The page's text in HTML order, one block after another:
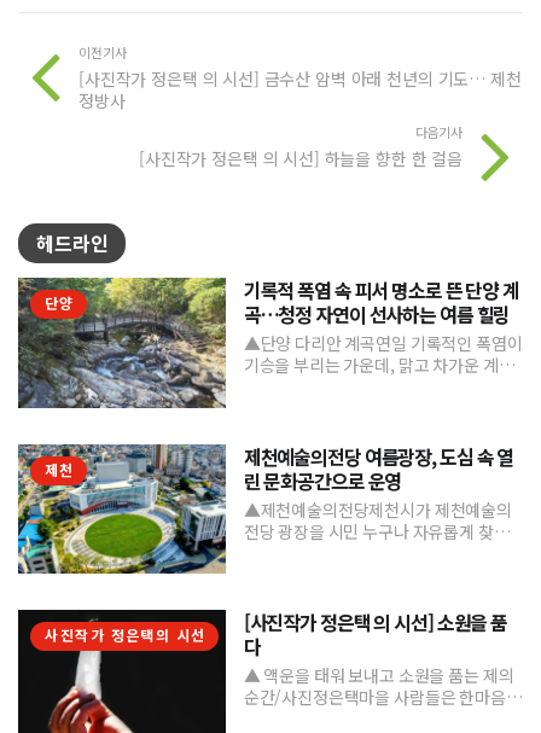
이전기사
[사진작가 정은택 의 시선] 금수산 암벽 아래 천년의 기도… 제천
정방사
다음기사
[사진작가 정은택 의 시선] 하늘을 향한 한 걸음
헤드라인
단양
기록적 폭염 속 피서 명소로 뜬 단양 계
곡…청정 자연이 선사하는 여름 힐링
▲단양 다리안 계곡연일 기록적인 폭염이
기승을 부리는 가운데, 맑고 차가운 계곡
제천
제천예술의전당 여름광장, 도심 속 열
린 문화공간으로 운영
▲제천예술의전당제천시가 제천예술의
전당 광장을 시민 누구나 자유롭게 찾고
사진작가 정은택의 시선
[사진작가 정은택 의 시선] 소원을 품
다
▲ 액운을 태워 보내고 소원을 품는 제의
순간/사진정은택마을 사람들은 한마음으